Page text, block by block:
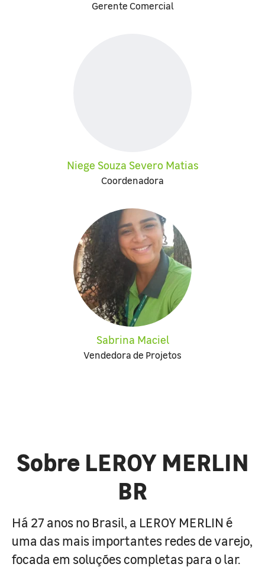
Gerente Comercial
Niege Souza Severo Matias
Coordenadora
Sabrina Maciel
Vendedora de Projetos
Sobre LEROY MERLIN
BR
Há 27 anos no Brasil, a LEROY MERLIN é
uma das mais importantes redes de varejo,
focada em soluções completas para o lar.